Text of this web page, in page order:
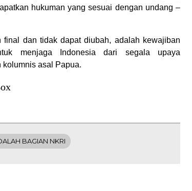
hukuman yang sesuai dengan undang –
final dan tidak dapat diubah, adalah kewajiban
menjaga Indonesia dari segala upaya
asal Papua.
BAGIAN NKRI